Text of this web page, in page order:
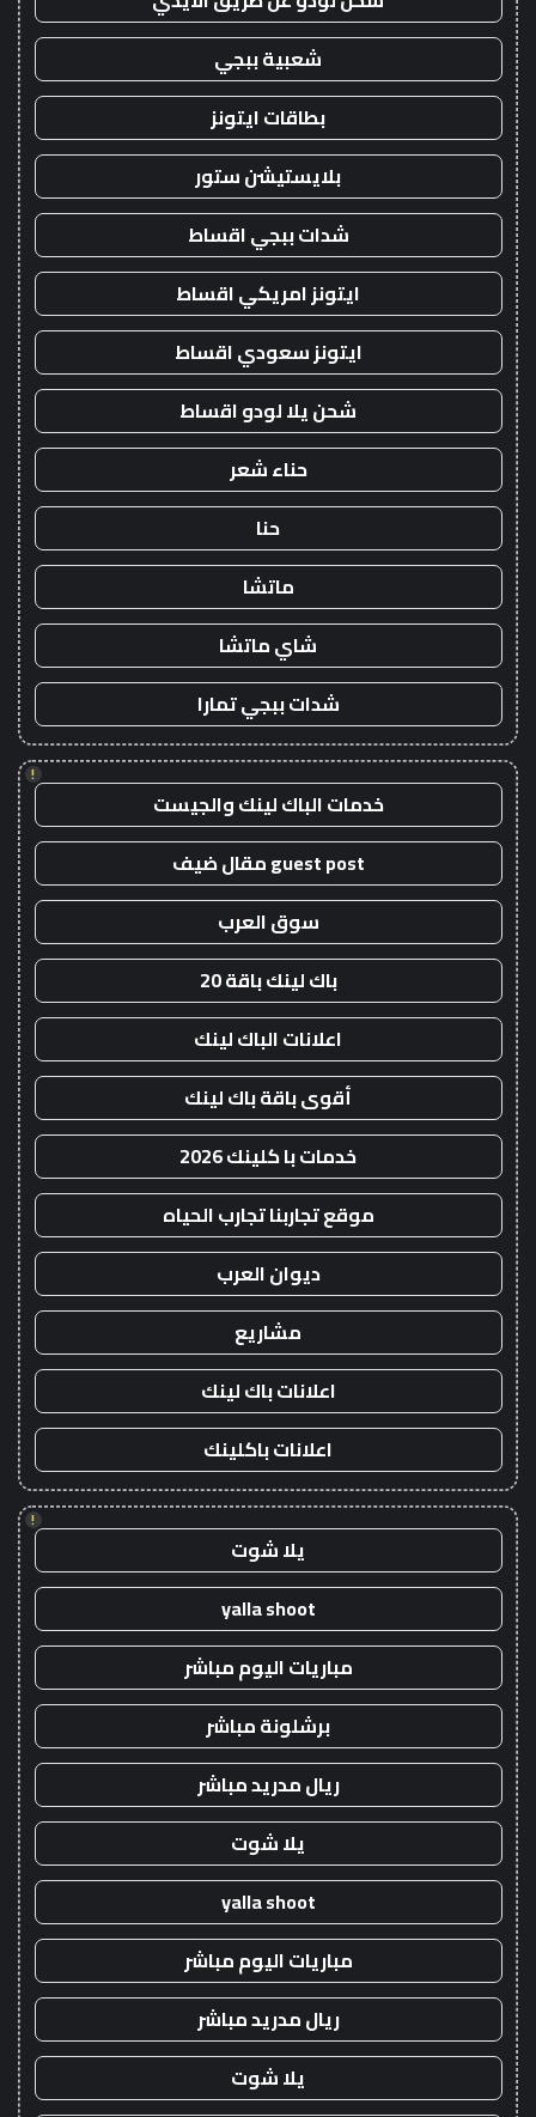
شعبية ببجي
بطاقات ايتونز
بلايستيشن ستور
شدات ببجي اقساط
ايتونز امريكي اقساط
ايتونز سعودي اقساط
شحن يلا لودو اقساط
حناء شعر
حنا
ماتشا
شاي ماتشا
شدات ببجي تمارا
!
خدمات الباك لينك والجيست
guest post مقال ضيف
سوق العرب
باك لينك باقة 20
اعلانات الباك لينك
أقوى باقة باك لينك
خدمات با كلينك 2026
موقع تجاربنا تجارب الحياه
ديوان العرب
مشاريع
اعلانات باك لينك
اعلانات باكلينك
!
يلا شوت
yalla shoot
مباريات اليوم مباشر
برشلونة مباشر
ريال مدريد مباشر
يلا شوت
yalla shoot
مباريات اليوم مباشر
ريال مدريد مباشر
يلا شوت